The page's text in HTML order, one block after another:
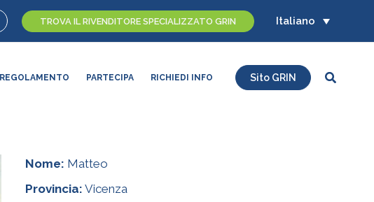
TROVA IL RIVENDITORE SPECIALIZZATO GRIN Italiano
REGOLAMENTO PARTECIPA RICHIEDI INFO Sito GRIN Cerca
Nome: Matteo
Provincia: Vicenza